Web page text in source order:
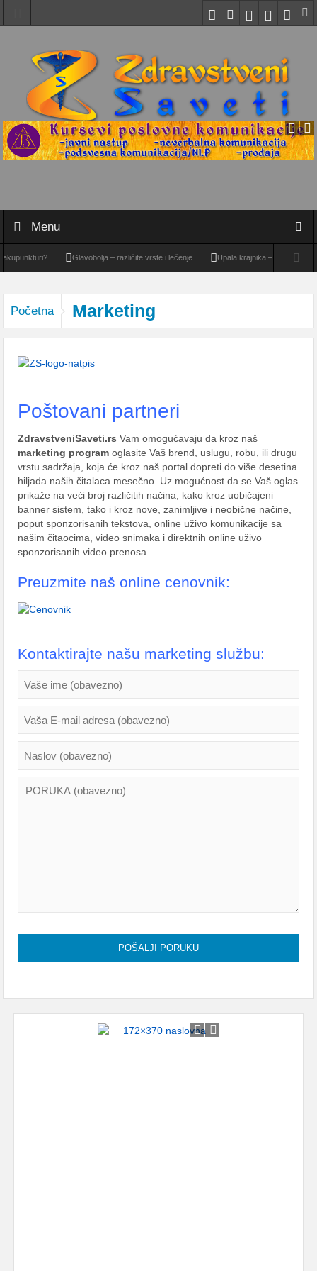
Menu
Glavobolja – različite vrste i lečenje Upala krajnika – tonzilitis
Početna Marketing
Poštovani partneri
ZdravstveniSaveti.rs Vam omogućavaju da kroz naš
marketing program oglasite Vaš brend, uslugu, robu, ili drugu
vrstu sadržaja, koja će kroz naš portal dopreti do više desetina
hiljada naših čitalaca mesečno. Uz mogućnost da se Vaš oglas
prikaže na veći broj različitih načina, kako kroz uobičajeni
banner sistem, tako i kroz nove, zanimljive i neobične načine,
poput sponzorisanih tekstova, online uživo komunikacije sa
našim čitaocima, video snimaka i direktnih online uživo
sponzorisanih video prenosa.
Preuzmite naš online cenovnik:
Kontaktirajte našu marketing službu: